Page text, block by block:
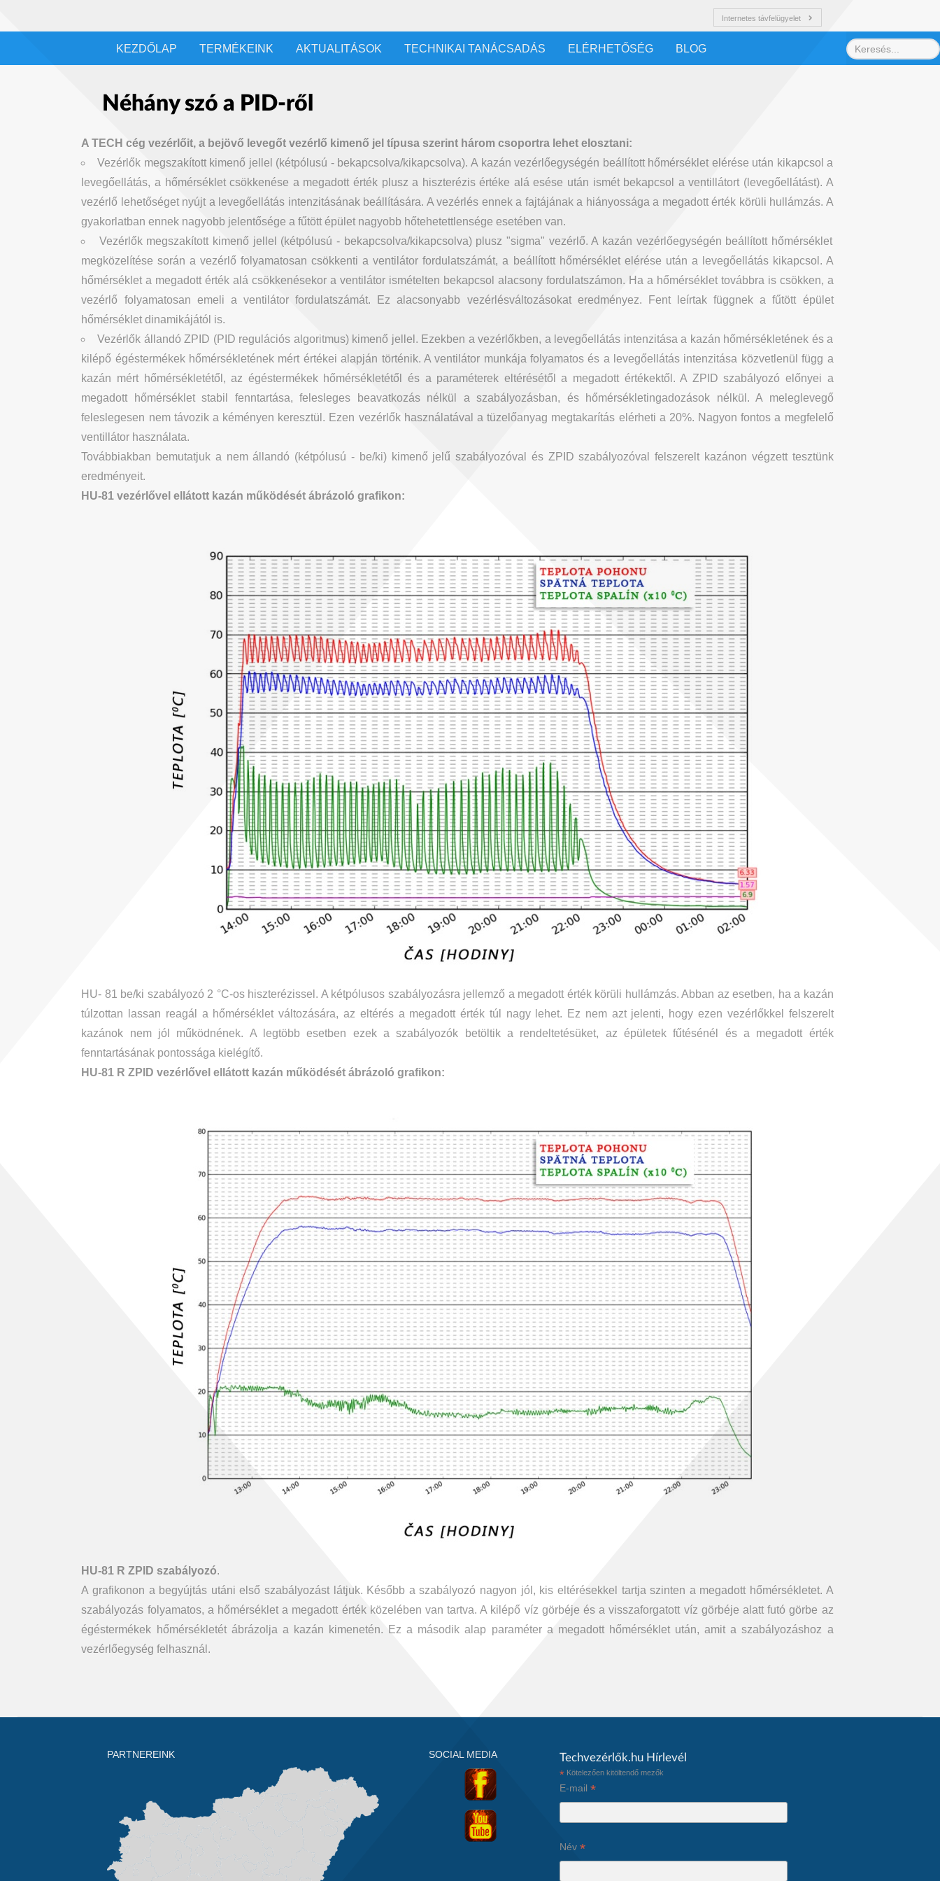
Internetes távfelügyelet
KEZDŐLAP TERMÉKEINK AKTUALITÁSOK TECHNIKAI TANÁCSADÁS ELÉRHETŐSÉG BLOG
Néhány szó a PID-ről
A TECH cég vezérlőit, a bejövő levegőt vezérlő kimenő jel típusa szerint három csoportra lehet elosztani:
Vezérlők megszakított kimenő jellel (kétpólusú - bekapcsolva/kikapcsolva). A kazán vezérlőegységén beállított hőmérséklet elérése után kikapcsol a
levegőellátás, a hőmérséklet csökkenése a megadott érték plusz a hiszterézis értéke alá esése után ismét bekapcsol a ventillátort (levegőellátást). A
vezérlő lehetőséget nyújt a levegőellátás intenzitásának beállítására. A vezérlés ennek a fajtájának a hiányossága a megadott érték körüli hullámzás. A
gyakorlatban ennek nagyobb jelentősége a fűtött épület nagyobb hőtehetettlensége esetében van.
Vezérlők megszakított kimenő jellel (kétpólusú - bekapcsolva/kikapcsolva) plusz "sigma" vezérlő. A kazán vezérlőegységén beállított hőmérséklet
megközelítése során a vezérlő folyamatosan csökkenti a ventilátor fordulatszámát, a beállított hőmérséklet elérése után a levegőellátás kikapcsol. A
hőmérséklet a megadott érték alá csökkenésekor a ventilátor ismételten bekapcsol alacsony fordulatszámon. Ha a hőmérséklet továbbra is csökken, a
vezérlő folyamatosan emeli a ventilátor fordulatszámát. Ez alacsonyabb vezérlésváltozásokat eredményez. Fent leírtak függnek a fűtött épület
hőmérséklet dinamikájától is.
Vezérlők állandó ZPID (PID regulációs algoritmus) kimenő jellel. Ezekben a vezérlőkben, a levegőellátás intenzitása a kazán hőmérsékletének és a
kilépő égéstermékek hőmérsékletének mért értékei alapján történik. A ventilátor munkája folyamatos és a levegőellátás intenzitása közvetlenül függ a
kazán mért hőmérsékletétől, az égéstermékek hőmérsékletétől és a paraméterek eltérésétől a megadott értékektől. A ZPID szabályozó előnyei a
megadott hőmérséklet stabil fenntartása, felesleges beavatkozás nélkül a szabályozásban, és hőmérsékletingadozások nélkül. A meleglevegő
feleslegesen nem távozik a kéményen keresztül. Ezen vezérlők használatával a tüzelőanyag megtakarítás elérheti a 20%. Nagyon fontos a megfelelő
ventillátor használata.
Továbbiakban bemutatjuk a nem állandó (kétpólusú - be/ki) kimenő jelű szabályozóval és ZPID szabályozóval felszerelt kazánon végzett tesztünk
eredményeit.
HU-81 vezérlővel ellátott kazán működését ábrázoló grafikon:
HU- 81 be/ki szabályozó 2 °C-os hiszterézissel. A kétpólusos szabályozásra jellemző a megadott érték körüli hullámzás. Abban az esetben, ha a kazán
túlzottan lassan reagál a hőmérséklet változására, az eltérés a megadott érték túl nagy lehet. Ez nem azt jelenti, hogy ezen vezérlőkkel felszerelt
kazánok nem jól működnének. A legtöbb esetben ezek a szabályozók betöltik a rendeltetésüket, az épületek fűtésénél és a megadott érték
fenntartásának pontossága kielégítő.
HU-81 R ZPID vezérlővel ellátott kazán működését ábrázoló grafikon:
HU-81 R ZPID szabályozó.
A grafikonon a begyújtás utáni első szabályozást látjuk. Később a szabályozó nagyon jól, kis eltérésekkel tartja szinten a megadott hőmérsékletet. A
szabályozás folyamatos, a hőmérséklet a megadott érték közelében van tartva. A kilépő víz görbéje és a visszaforgatott víz görbéje alatt futó görbe az
égéstermékek hőmérsékletét ábrázolja a kazán kimenetén. Ez a második alap paraméter a megadott hőmérséklet után, amit a szabályozáshoz a
vezérlőegység felhasznál.
PARTNEREINK SOCIAL MEDIA Techvezérlők.hu Hírlevél
* Kötelezően kitöltendő mezők
E-mail*
Név*